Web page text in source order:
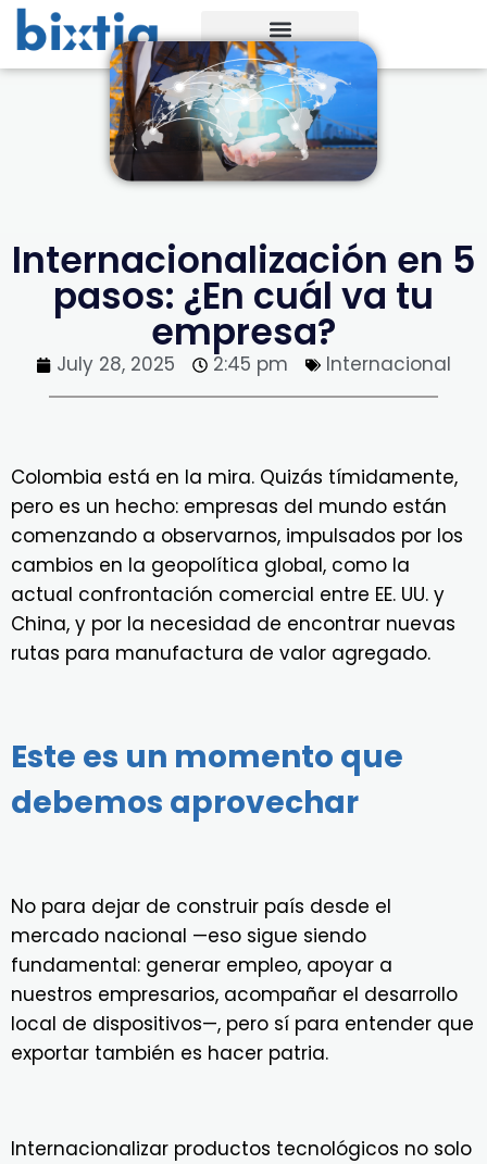
Internacionalización en 5
pasos: ¿En cuál va tu
empresa?
July 28, 2025 2:45 pm Internacional
Colombia está en la mira. Quizás tímidamente,
pero es un hecho: empresas del mundo están
comenzando a observarnos, impulsados por los
cambios en la geopolítica global, como la
actual confrontación comercial entre EE. UU. y
China, y por la necesidad de encontrar nuevas
rutas para manufactura de valor agregado.
Este es un momento que
debemos aprovechar
No para dejar de construir país desde el
mercado nacional —eso sigue siendo
fundamental: generar empleo, apoyar a
nuestros empresarios, acompañar el desarrollo
local de dispositivos—, pero sí para entender que
exportar también es hacer patria.
Internacionalizar productos tecnológicos no solo